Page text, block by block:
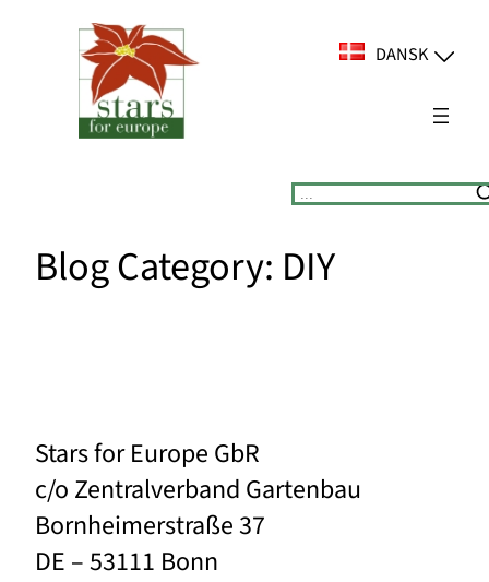
DANSK
Suchen
Blog Category: DIY
Stars for Europe GbR
c/o Zentralverband Gartenbau
Bornheimerstraße 37
DE – 53111 Bonn